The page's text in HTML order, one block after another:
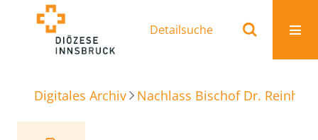
Detailsuche
Digitales Archiv Nachlass Bischof Dr.